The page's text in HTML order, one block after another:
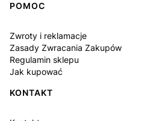
POMOC
Zwroty i reklamacje
Zasady Zwracania Zakupów
Regulamin sklepu
Jak kupować
KONTAKT